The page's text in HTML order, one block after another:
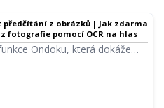
předčítání z obrázků | Jak zdarma
fotografie pomocí OCR na hlas
Ondoku, která dokáže